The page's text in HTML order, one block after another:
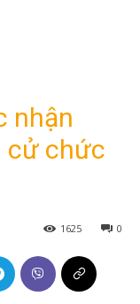
nhận
cử chức
0
1625